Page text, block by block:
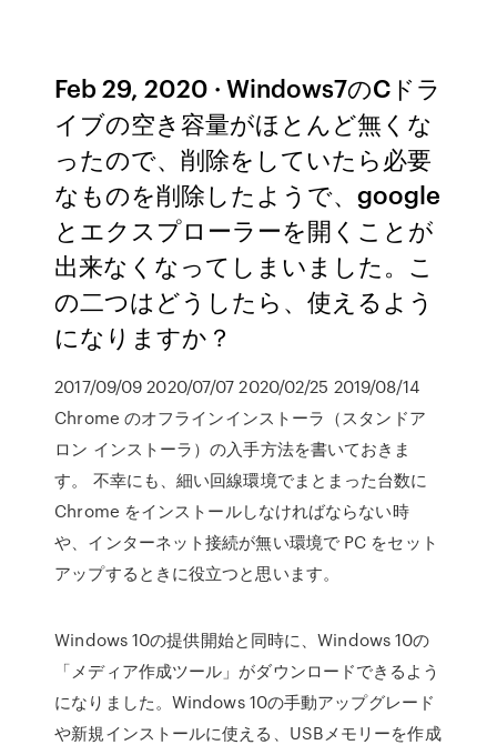
Feb 29, 2020 · Windows7のCドラ
イブの空き容量がほとんど無くな
ったので、削除をしていたら必要
なものを削除したようで、google
とエクスプローラーを開くことが
出来なくなってしまいました。こ
の二つはどうしたら、使えるよう
になりますか？
2017/09/09 2020/07/07 2020/02/25 2019/08/14
Chrome のオフラインインストーラ（スタンドア
ロン インストーラ）の入手方法を書いておきま
す。 不幸にも、細い回線環境でまとまった台数に
Chrome をインストールしなければならない時
や、インターネット接続が無い環境で PC をセット
アップするときに役立つと思います。
Windows 10の提供開始と同時に、Windows 10の
「メディア作成ツール」がダウンロードできるよう
になりました。Windows 10の手動アップグレード
や新規インストールに使える、USBメモリーを作成